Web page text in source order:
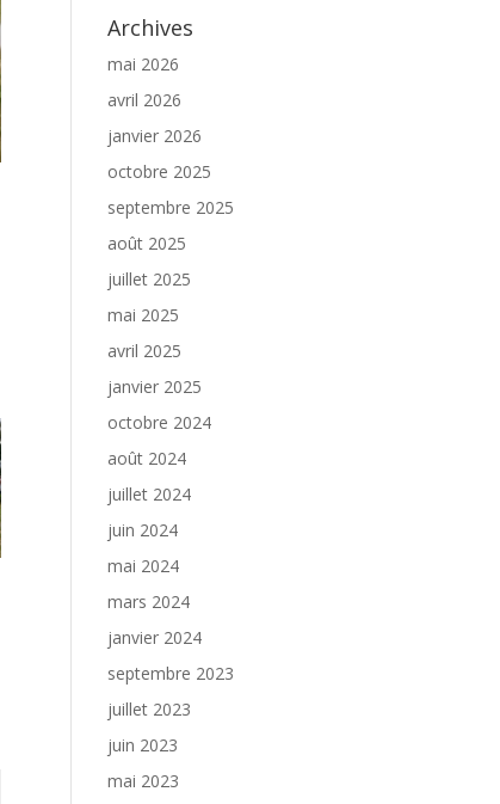
Archives
mai 2026
avril 2026
janvier 2026
octobre 2025
septembre 2025
août 2025
juillet 2025
mai 2025
avril 2025
janvier 2025
octobre 2024
août 2024
juillet 2024
juin 2024
mai 2024
mars 2024
janvier 2024
septembre 2023
juillet 2023
juin 2023
mai 2023